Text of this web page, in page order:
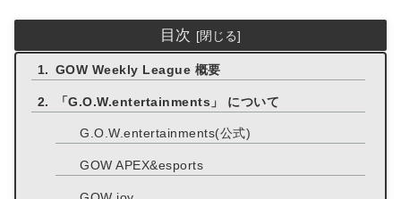
目次
GOW Weekly League 概要
「G.O.W.entertainments」 について
G.O.W.entertainments(公式)
GOW APEX&esports